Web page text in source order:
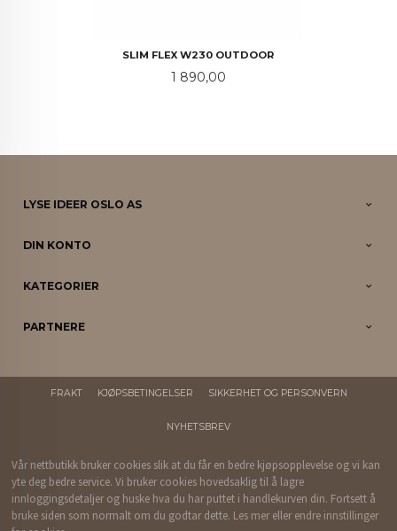
SLIM FLEX W230 OUTDOOR
Pris
1 890,00
LYSE IDEER OSLO AS
DIN KONTO
KATEGORIER
PARTNERE
FRAKT KJØPSBETINGELSER SIKKERHET OG PERSONVERN
NYHETSBREV
Vår nettbutikk bruker cookies slik at du får en bedre kjøpsopplevelse og vi kan
yte deg bedre service. Vi bruker cookies hovedsaklig til å lagre
innloggingsdetaljer og huske hva du har puttet i handlekurven din. Fortsett å
bruke siden som normalt om du godtar dette. Les mer eller endre innstillinger